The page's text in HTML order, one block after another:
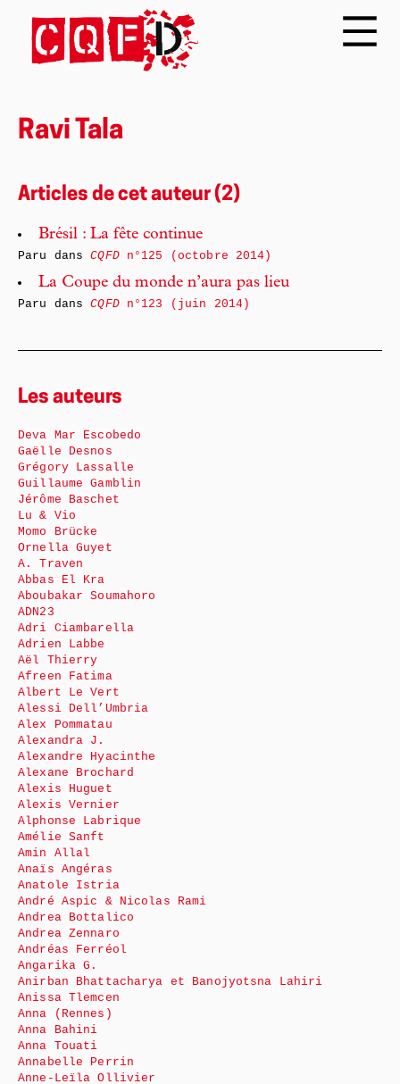
Ravi Tala
Articles de cet auteur (2)
Brésil : La fête continue
Paru dansCQFDn°125 (octobre 2014)
La Coupe du monde n’aura pas lieu
Paru dansCQFDn°123 (juin 2014)
Les auteurs
Deva Mar Escobedo
Gaëlle Desnos
Grégory Lassalle
Guillaume Gamblin
Jérôme Baschet
Lu & Vio
Momo Brücke
Ornella Guyet
A. Traven
Abbas El Kra
Aboubakar Soumahoro
ADN23
Adri Ciambarella
Adrien Labbe
Aël Thierry
Afreen Fatima
Albert Le Vert
Alessi Dell’Umbria
Alex Pommatau
Alexandra J.
Alexandre Hyacinthe
Alexane Brochard
Alexis Huguet
Alexis Vernier
Alphonse Labrique
Amélie Sanft
Amin Allal
Anaïs Angéras
Anatole Istria
André Aspic & Nicolas Rami
Andrea Bottalico
Andrea Zennaro
Andréas Ferréol
Angarika G.
Anirban Bhattacharya et Banojyotsna Lahiri
Anissa Tlemcen
Anna (Rennes)
Anna Bahini
Anna Touati
Annabelle Perrin
Anne-Leïla Ollivier